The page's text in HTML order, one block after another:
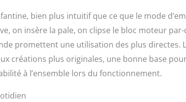
bien plus intuitif que ce que le mode
on insère la pale, on clipse le bloc moteur
promettent une utilisation des plus directes.
créations plus originales, une bonne base
à l’ensemble lors du fonctionnement.